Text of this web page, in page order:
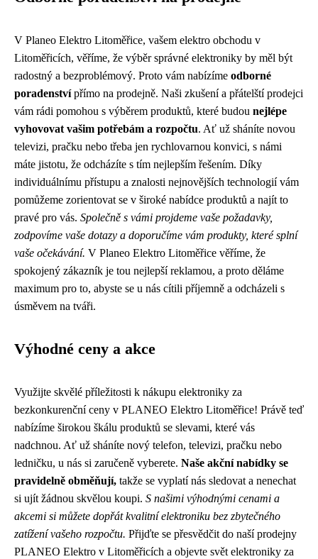
V Planeo Elektro Litoměřice, vašem elektro obchodu v
Litoměřicích, věříme, že výběr správné elektroniky by měl být
radostný a bezproblémový. Proto vám nabízíme odborné
poradenstvípřímo na prodejně. Naši zkušení a přátelští prodejci
vám rádi pomohou s výběrem produktů, které budou nejlépe
vyhovovat vašim potřebám a rozpočtu. Ať už sháníte novou
televizi, pračku nebo třeba jen rychlovarnou konvici, s námi
máte jistotu, že odcházíte s tím nejlepším řešením. Díky
individuálnímu přístupu a znalosti nejnovějších technologií vám
pomůžeme zorientovat se v široké nabídce produktů a najít to
pravé pro vás. Společně s vámi projdeme vaše požadavky,
zodpovíme vaše dotazy a doporučíme vám produkty, které splní
vaše očekávání. V Planeo Elektro Litoměřice věříme, že
spokojený zákazník je tou nejlepší reklamou, a proto děláme
maximum pro to, abyste se u nás cítili příjemně a odcházeli s
úsměvem na tváři.
Výhodné ceny a akce
Využijte skvělé příležitosti k nákupu elektroniky za
bezkonkurenční ceny v PLANEO Elektro Litoměřice! Právě teď
nabízíme širokou škálu produktů se slevami, které vás
nadchnou. Ať už sháníte nový telefon, televizi, pračku nebo
ledničku, u nás si zaručeně vyberete. Naše akční nabídky se
pravidelně obměňují, takže se vyplatí nás sledovat a nenechat
si ujít žádnou skvělou koupi. S našimi výhodnými cenami a
akcemi si můžete dopřát kvalitní elektroniku bez zbytečného
zatížení vašeho rozpočtu. Přijďte se přesvědčit do naší prodejny
PLANEO Elektro v Litoměřicích a objevte svět elektroniky za